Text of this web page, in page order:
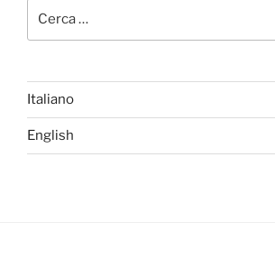
Italiano
English